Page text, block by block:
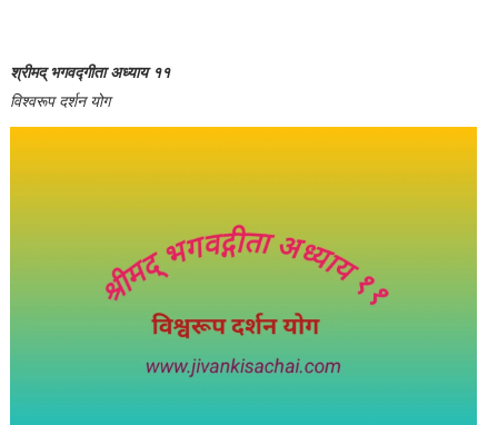
श्रीमद् भगवद्गीता अध्याय ११
विश्वरूप दर्शन योग